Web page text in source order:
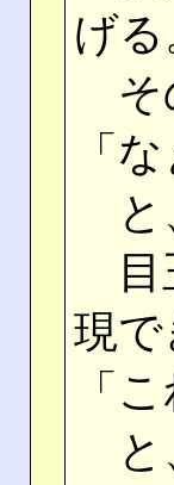
げる
そ
「
と
目
現
「
と